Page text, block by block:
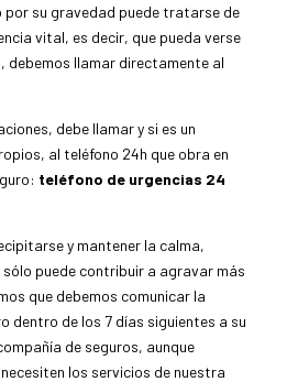
por su gravedad puede tratarse de
vital, es decir, que pueda verse
debemos llamar directamente al
debe llamar y si es un
al teléfono 24h que obra en
teléfono de urgencias 24
y mantener la calma,
puede contribuir a agravar más
que debemos comunicar la
dentro de los 7 días siguientes a su
de seguros, aunque
los servicios de nuestra